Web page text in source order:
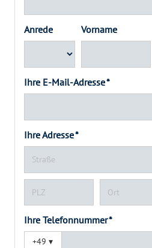
Anrede Vorname
Ihre E-Mail-Adresse *
Ihre Adresse *
Ihre Telefonnummer *
+49 ▾